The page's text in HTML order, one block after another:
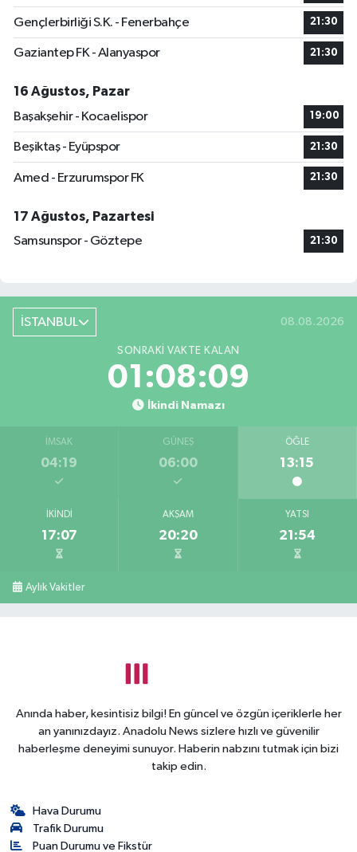
Gençlerbirliği S.K. - Fenerbahçe 21:30
Gaziantep FK - Alanyaspor 21:30
16 Ağustos, Pazar
Başakşehir - Kocaelispor
19:00
Beşiktaş - Eyüpspor 21:30
Amed - Erzurumspor FK 21:30
17 Ağustos, Pazartesi
Samsunspor - Göztepe
21:30
İSTANBUL 08.08.2026
SONRAKI VAKTE KALAN
01:08:08
İkindi Namazı
İMSAK
04:19
GÜNEŞ
06:00
ÖĞLE
13:15
İKINDI
17:07
AKŞAM
20:20
YATSI
21:54
Aylık Vakitler
Anında haber, kesintisiz bilgi! En güncel ve özgün içeriklerle her
an yanınızdayız. Anadolu News sizlere hızlı ve güvenilir
haberleşme deneyimi sunuyor. Haberin nabzını tutmak için bizi
takip edin.
Hava Durumu
Trafik Durumu
Puan Durumu ve Fikstür